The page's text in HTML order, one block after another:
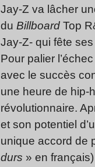
Jay-Z va lâcher
du Billboard Top
Jay-Z- qui fête
Pour palier
avec le succès
une heure de hip-
révolutionnaire.
et son potentiel
unique accord de
durs » en